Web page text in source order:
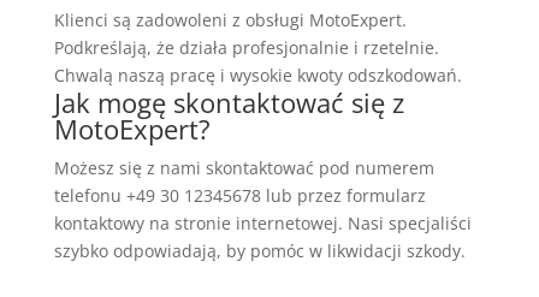
Klienci są zadowoleni z obsługi MotoExpert.
Podkreślają, że działa profesjonalnie i rzetelnie.
Chwalą naszą pracę i wysokie kwoty odszkodowań.
Jak mogę skontaktować się z
MotoExpert?
Możesz się z nami skontaktować pod numerem
telefonu +49 30 12345678 lub przez formularz
kontaktowy na stronie internetowej. Nasi specjaliści
szybko odpowiadają, by pomóc w likwidacji szkody.